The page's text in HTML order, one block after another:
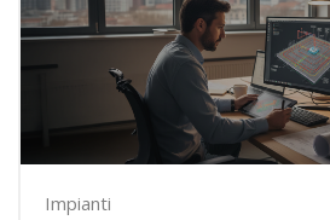
Impianti